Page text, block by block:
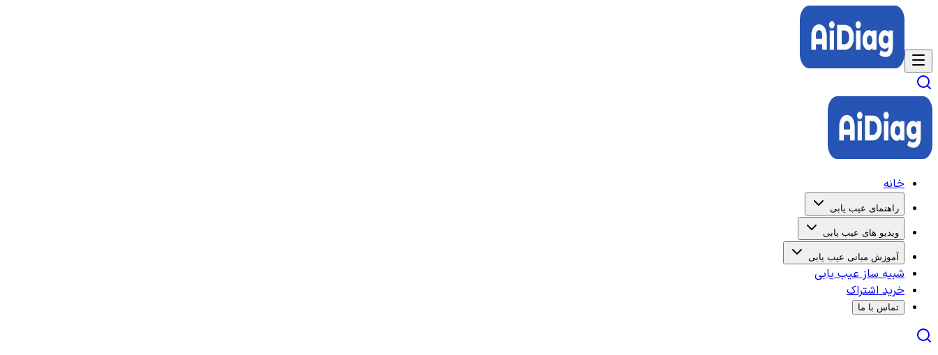
خانه
راهنمای عیب یابی
ویدیو های عیب یابی
آموزش مبانی عیب یابی
شبیه ساز عیب یابی
خرید اشتراک
تماس با ما